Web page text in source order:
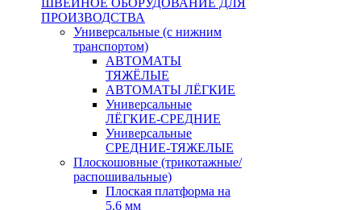
ШВЕЙНОЕ ОБОРУДОВАНИЕ ДЛЯ
ПРОИЗВОДСТВА
Универсальные (с нижним
транспортом)
АВТОМАТЫ
ТЯЖЁЛЫЕ
АВТОМАТЫ ЛЁГКИЕ
Универсальные
ЛЁГКИЕ-СРЕДНИЕ
Универсальные
СРЕДНИЕ-ТЯЖЕЛЫЕ
Плоскошовные (трикотажные/
распошивальные)
Плоская платформа на
5.6 мм